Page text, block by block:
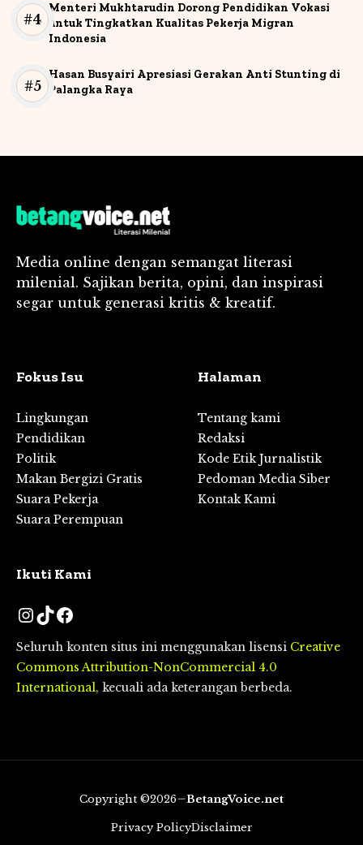
Menteri Mukhtarudin Dorong Pendidikan Vokasi
untuk Tingkatkan Kualitas Pekerja Migran
Indonesia
Hasan Busyairi Apresiasi Gerakan Anti Stunting di
Palangka Raya
Media online dengan semangat literasi
milenial. Sajikan berita, opini, dan inspirasi
segar untuk generasi kritis & kreatif.
Fokus Isu
Lingkungan
Pendidikan
Politik
Makan Bergizi Gratis
Suara Pekerja
Suara Perempuan
Halaman
Tentang kami
Redaksi
Kode Etik Jurnalistik
Pedoman Media Siber
Kontak Kami
Ikuti Kami
Instagram
TikTok
Facebook
Seluruh konten situs ini menggunakan lisensi Creative
Commons Attribution-NonCommercial 4.0
International, kecuali ada keterangan berbeda.
Copyright ©2026 BetangVoice.net
Privacy PolicyDisclaimer